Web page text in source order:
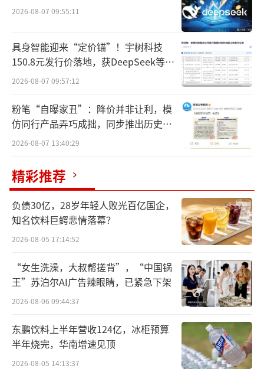
对此，塔斯汀涉事门店回应称，现在店里
也还在调查，不知道是员工操作失误还是油温
不够，也不确定汉堡是不是自己这家的，因为
之前出了很多单都没遇到过这样的情况。
流程进行调查，并强调食品安全是公司运营的
重中之重。
斯汀扩张太快了，供应链能力和门店管理能力
还不成熟。吃出生鸡肉可能是在门店制作环节
上出现问题，这也反映出来其对门店培训不到
位，没有事前事中事后的整套监管机制。”
官网显示，塔斯汀品牌隶属于福州塔斯汀
餐饮管理有限公司，是一个主营中国汉堡的餐
饮连锁品牌。2012年，首店落户南昌。法定代
表人杨兵，其旗下关联企业包括福州塔斯汀多
个分公司。塔斯汀的注册资本仅111万元。参保
人数857，分支机构参保人数为71。
2026-08-07 09:55:11
具身智能迎来“定价锚”！宇树科技
150.8元发行价落地，获DeepSeek等豪
华战配加持
2026-08-07 09:57:12
粉笔“自曝家丑”：降价并非让利，模
仿同行产品弄巧成拙，同步推出历史学
员退费方案
2026-08-07 13:40:29
精彩推荐
负债30亿，28岁年轻人败光百亿国企，
知名饮料巨鳄悲情落幕？
2026-08-05 17:14:52
“女生洗澡，大叔帮搓背”，“中国锅
王”苏泊尔AI广告辣眼睛，已紧急下架
2026-08-06 09:44:37
东鹏饮料上半年营收124亿，冰柜预算
半年烧完，华南增速见顶
2026-08-05 14:13:37